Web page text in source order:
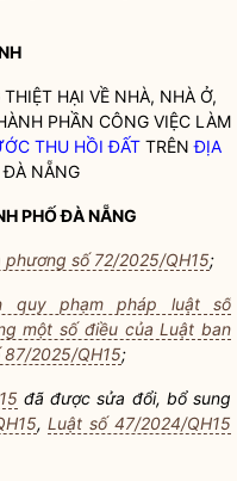
HẠI VỀ NHÀ, NHÀ Ở,
PHẦN CÔNG VIỆC LÀM
THU HỒI ĐẤTTRÊNĐỊA
ĐÀ NẴNG
PHỐ ĐÀ NẴNG
số 72/2025/QH15;
quy phạm pháp luật số
một số điều của Luật ban
2025/QH15;
đã được sửa đổi, bổ sung
,Luật số 47/2024/QH15